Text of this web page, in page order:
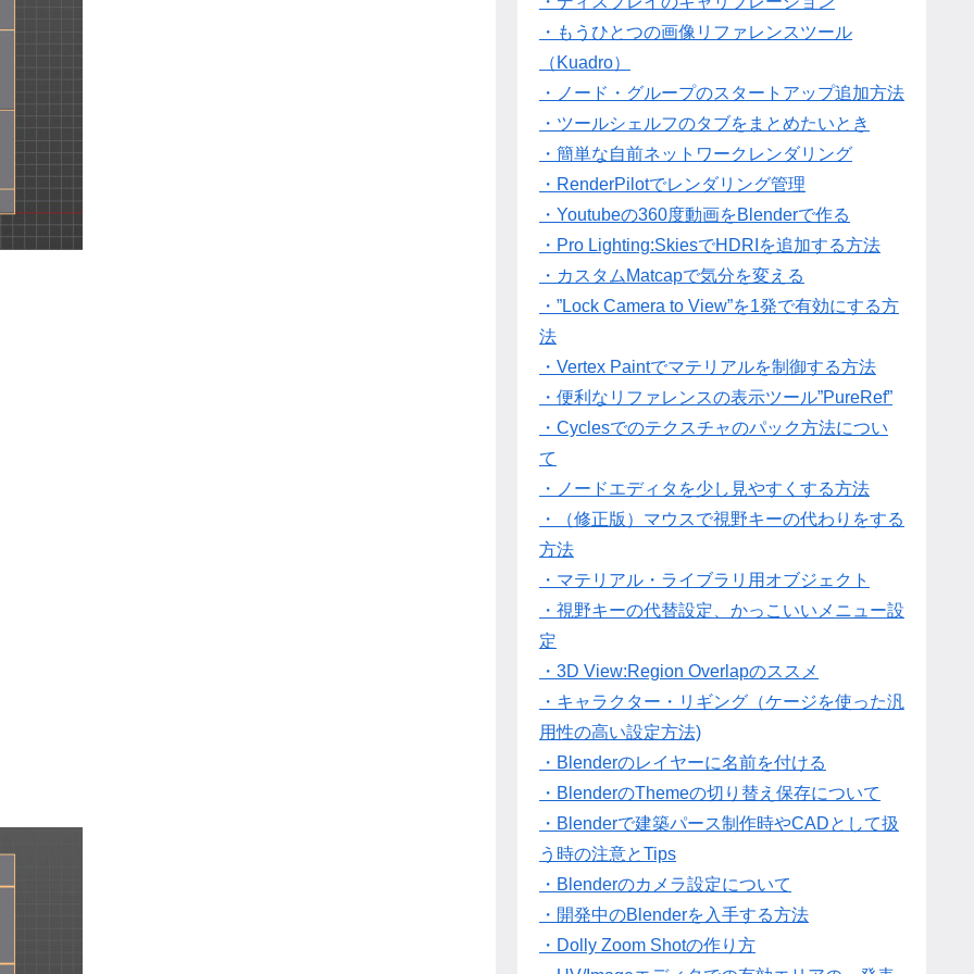
・もうひとつの画像リファレンスツール
（Kuadro）
・ノード・グループのスタートアップ追加方法
・ツールシェルフのタブをまとめたいとき
・簡単な自前ネットワークレンダリング
・RenderPilotでレンダリング管理
・Youtubeの360度動画をBlenderで作る
・Pro Lighting:SkiesでHDRIを追加する方法
・カスタムMatcapで気分を変える
・”Lock Camera to View”を1発で有効にする方
法
・Vertex Paintでマテリアルを制御する方法
・便利なリファレンスの表示ツール”PureRef”
・Cyclesでのテクスチャのパック方法につい
て
・ノードエディタを少し見やすくする方法
・（修正版）マウスで視野キーの代わりをする
方法
・マテリアル・ライブラリ用オブジェクト
・視野キーの代替設定、かっこいいメニュー設
定
・3D View:Region Overlapのススメ
・キャラクター・リギング（ケージを使った汎
用性の高い設定方法)
・Blenderのレイヤーに名前を付ける
・BlenderのThemeの切り替え保存について
・Blenderで建築パース制作時やCADとして扱
う時の注意とTips
・Blenderのカメラ設定について
・開発中のBlenderを入手する方法
・Dolly Zoom Shotの作り方